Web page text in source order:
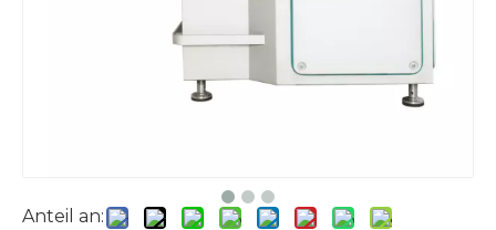
Anteil an: